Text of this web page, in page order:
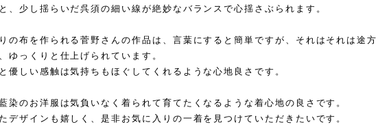
、少し揺らいだ呉須の細い線が絶妙なバランスで心揺さぶられます。
の布を作られる菅野さんの作品は、言葉にすると簡単ですが、それはそれは途方
ゆっくりと仕上げられています。
優しい感触は気持ちもほぐしてくれるような心地良さです。
染のお洋服は気負いなく着られて育てたくなるような着心地の良さです。
デザインも嬉しく、是非お気に入りの一着を見つけていただきたいです。